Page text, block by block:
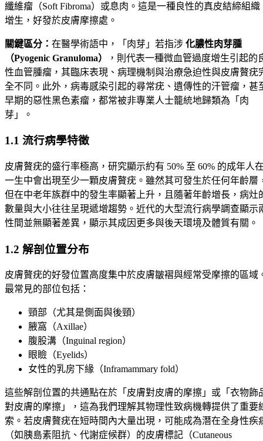
纖維瘤（Soft Fibroma）或息肉。這是一種良性的真皮結締組織
增生，好發於皮膚摩擦處。
關鍵區分： 在醫學術語中，「肉芽」若指涉 化膿性肉芽腫
（Pyogenic Granuloma）
，則代表一種微血管過度增生引起的
性血管腫瘤，其臨床表現、病理機制與治療急迫性與皮膚贅疣
全不同。此外，病毒感染引起的尋常疣、遺傳性的汗管瘤，甚
早期的惡性黑色素瘤，都常被非專業人士籠統地歸類為「肉
芽」。
1.1 流行病學特徵
皮膚贅疣的盛行率極高，研究顯示約有 50% 至 60% 的成年人
一生中會出現至少一顆皮膚贅疣。雖然其可發生於任何年齡層
但在中老年族群中的發生率顯著上升，且隨著年齡增長，病灶
數量與大小往往呈現遞增趨勢。近代的大型流行病學調查顯示
性間並無顯著差異，顯示其成因更多與後天環境及體質有關。
1.2 解剖位置分布
皮膚贅疣的好發位置高度集中於皮膚皺褶與經常受摩擦的區域
最常見的部位包括：
頸部（尤其是側面與後頸）
腋窩（Axillae）
腹股溝（Inguinal region）
眼瞼（Eyelids）
女性的乳房下緣（Inframammary fold）
這些解剖位置的共通點在於「皮膚對皮膚的摩擦」或「衣物飾
對皮膚的摩擦」，這為我們理解其物理性致病機轉提供了重要
索。若皮膚贅疣在短時間內大量出現，可能成為潛在全身性疾
（如胰島素阻抗、代謝症候群）的皮膚標記（Cutaneous